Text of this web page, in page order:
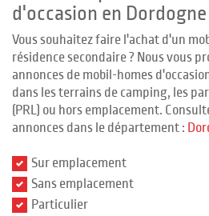
d'occasion en Dordogne
Vous souhaitez faire l'achat d'un
résidence secondaire ? Nous vous
annonces de mobil-homes
dans les terrains de camping, les
(PRL) ou hors emplacement.
annonces dans le département :
Sur emplacement
Sans emplacement
Particulier